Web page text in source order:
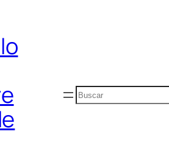
Buscar